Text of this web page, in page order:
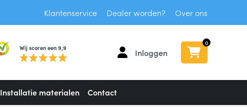
Klantenservice Dealer worden? Over ons
Wij scoren een 9,9 Inloggen
0
Installatie materialen Contact